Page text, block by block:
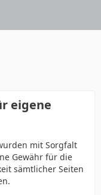
eigene
mit Sorgfalt
Gewähr für die
sämtlicher Seiten